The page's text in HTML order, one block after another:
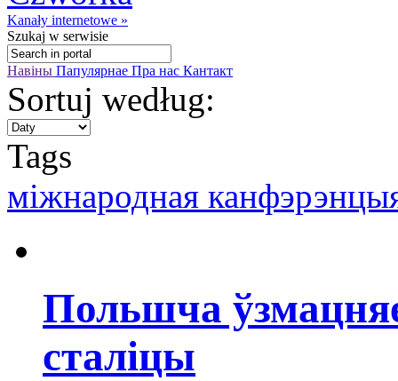
Kanały internetowe »
Szukaj w serwisie
Навіны Папулярнае Пра нас Кантакт
Sortuj według:
Tags
міжнародная
Польшча
сталіцы